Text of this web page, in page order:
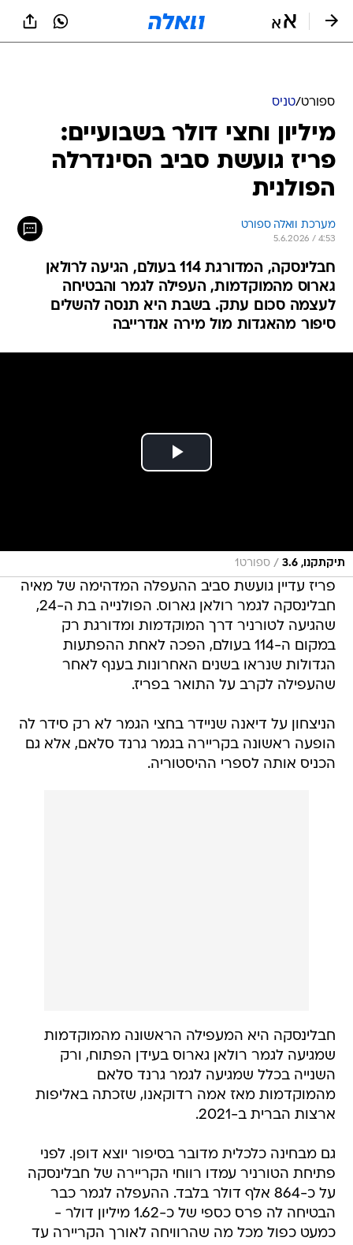
ספורט/טניס
מיליון וחצי דולר בשבועיים:
פריז גועשת סביב הסינדרלה
הפולנית
מערכת וואלה ספורט
5.6.2026 / 4:53
חבלינסקה, המדורגת 114 בעולם, הגיעה לרולאן
גארוס מהמוקדמות, העפילה לגמר והבטיחה
לעצמה סכום עתק. בשבת היא תנסה להשלים
סיפור מהאגדות מול מירה אנדרייבה
תיקתקנו, 3.6 / ספורט1
פריז עדיין גועשת סביב ההעפלה המדהימה של מאיה
חבלינסקה לגמר רולאן גארוס. הפולנייה בת ה-24,
שהגיעה לטורניר דרך המוקדמות ומדורגת רק
במקום ה-114 בעולם, הפכה לאחת ההפתעות
הגדולות שנראו בשנים האחרונות בענף לאחר
שהעפילה לקרב על התואר בפריז.
הניצחון על דיאנה שניידר בחצי הגמר לא רק סידר לה
הופעה ראשונה בקריירה בגמר גרנד סלאם, אלא גם
הכניס אותה לספרי ההיסטוריה.
חבלינסקה היא המעפילה הראשונה מהמוקדמות
שמגיעה לגמר רולאן גארוס בעידן הפתוח, ורק
השנייה בכלל שמגיעה לגמר גרנד סלאם
מהמוקדמות מאז אמה רדוקאנו, שזכתה באליפות
ארצות הברית ב-2021.
גם מבחינה כלכלית מדובר בסיפור יוצא דופן. לפני
פתיחת הטורניר עמדו רווחי הקריירה של חבלינסקה
על כ-864 אלף דולר בלבד. ההעפלה לגמר כבר
הבטיחה לה פרס כספי של כ-1.62 מיליון דולר -
כמעט כפול מכל מה שהרוויחה לאורך הקריירה עד